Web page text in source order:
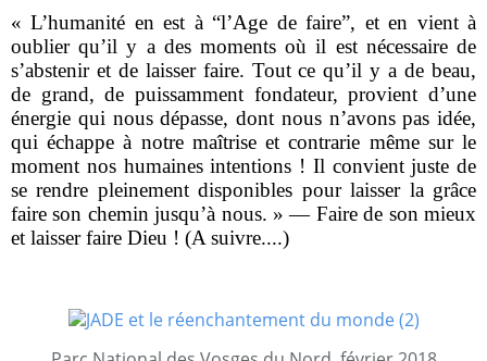
« L’humanité en est à “l’Age de faire”, et en vient à
oublier qu’il y a des moments où il est nécessaire de
s’abstenir et de laisser faire. Tout ce qu’il y a de beau,
de grand, de puissamment fondateur, provient d’une
énergie qui nous dépasse, dont nous n’avons pas idée,
qui échappe à notre maîtrise et contrarie même sur le
moment nos humaines intentions ! Il convient juste de
se rendre pleinement disponibles pour laisser la grâce
faire son chemin jusqu’à nous. » — Faire de son mieux
et laisser faire Dieu ! (A suivre....)